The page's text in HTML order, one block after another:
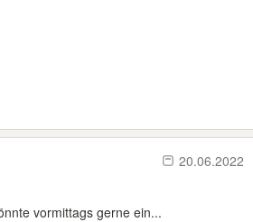
20.06.2022
vormittags gerne ein...